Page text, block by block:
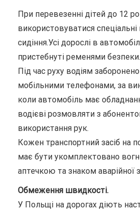
При перевезенні дітей до 12
використовуватися спеціальні
сидіння.Усі дорослі в
пристебнуті ременями безпеки.
Під час руху водіям
мобільними телефонами, за
коли автомобіль має
водієві розмовляти з
використання рук.
Кожен транспортний засіб на
має бути укомплектовано
аптечкою та знаком аварійної
Обмеження швидкості.
У Польщі на дорогах діють